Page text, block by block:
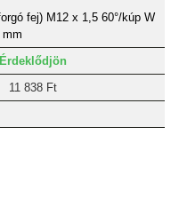
fej) M12 x 1,5 60°/kúp W
Érdeklődjön
11 838 Ft